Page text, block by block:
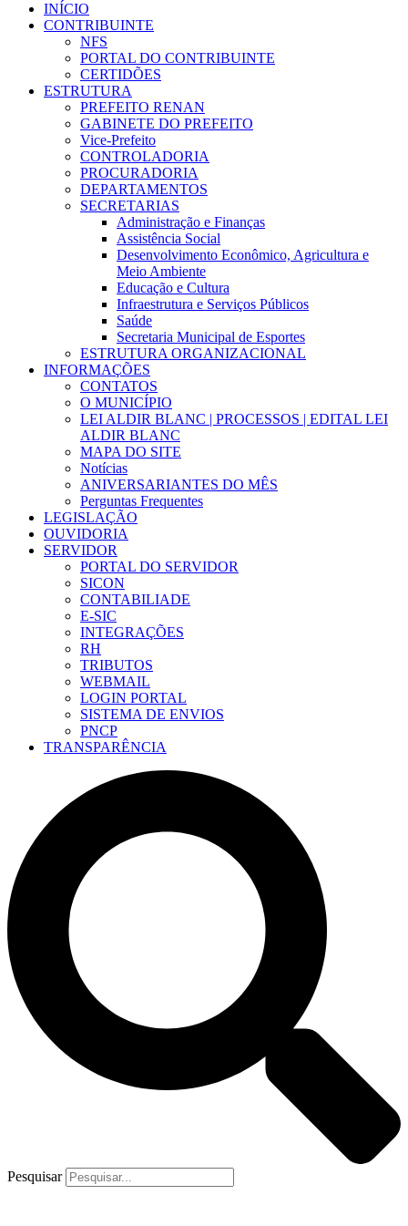
INÍCIO
CONTRIBUINTE
NFS
PORTAL DO CONTRIBUINTE
CERTIDÕES
ESTRUTURA
PREFEITO RENAN
GABINETE DO PREFEITO
Vice-Prefeito
CONTROLADORIA
PROCURADORIA
DEPARTAMENTOS
SECRETARIAS
Administração e Finanças
Assistência Social
Desenvolvimento Econômico, Agricultura e
Meio Ambiente
Educação e Cultura
Infraestrutura e Serviços Públicos
Saúde
Secretaria Municipal de Esportes
ESTRUTURA ORGANIZACIONAL
INFORMAÇÕES
CONTATOS
O MUNICÍPIO
LEI ALDIR BLANC | PROCESSOS | EDITAL LEI
ALDIR BLANC
MAPA DO SITE
Notícias
ANIVERSARIANTES DO MÊS
Perguntas Frequentes
LEGISLAÇÃO
OUVIDORIA
SERVIDOR
PORTAL DO SERVIDOR
SICON
CONTABILIADE
E-SIC
INTEGRAÇÕES
RH
TRIBUTOS
WEBMAIL
LOGIN PORTAL
SISTEMA DE ENVIOS
PNCP
TRANSPARÊNCIA
Pesquisar